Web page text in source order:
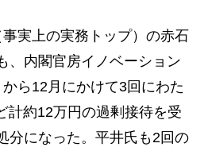
実上の実務トップ）の赤石
、内閣官房イノベーション
ら12月にかけて3回にわた
計約12万円の過剰接待を受
分になった。平井氏も2回の